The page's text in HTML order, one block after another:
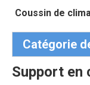
Coussin de
Catégorie
Support en